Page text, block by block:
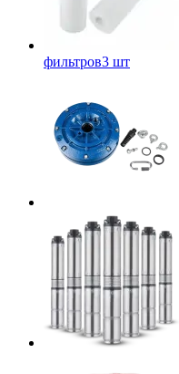
фильтров3 шт